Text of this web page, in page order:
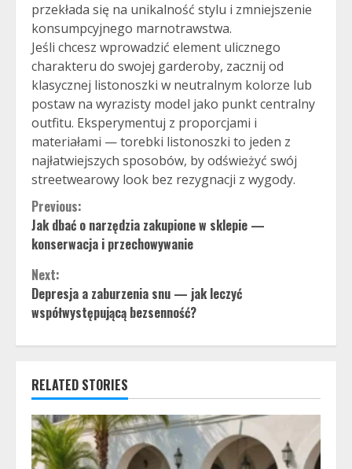
przekłada się na unikalność stylu i zmniejszenie
konsumpcyjnego marnotrawstwa.
Jeśli chcesz wprowadzić element ulicznego
charakteru do swojej garderoby, zacznij od
klasycznej listonoszki w neutralnym kolorze lub
postaw na wyrazisty model jako punkt centralny
outfitu. Eksperymentuj z proporcjami i
materiałami — torebki listonoszki to jeden z
najłatwiejszych sposobów, by odświeżyć swój
streetwearowy look bez rezygnacji z wygody.
Continue
Reading
Previous:
Jak dbać o narzędzia zakupione w sklepie —
konserwacja i przechowywanie
Next:
Depresja a zaburzenia snu — jak leczyć
współwystępującą bezsenność?
RELATED STORIES